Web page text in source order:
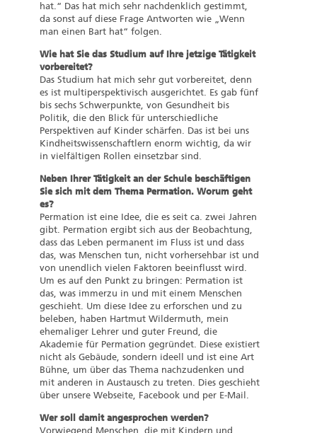
hat.“ Das hat mich sehr nachdenklich gestimmt,
da sonst auf diese Frage Antworten wie „Wenn
man einen Bart hat“ folgen.
Wie hat Sie das Studium auf Ihre jetzige Tätigkeit
vorbereitet?
Das Studium hat mich sehr gut vorbereitet, denn
es ist multiperspektivisch ausgerichtet. Es gab fünf
bis sechs Schwerpunkte, von Gesundheit bis
Politik, die den Blick für unterschiedliche
Perspektiven auf Kinder schärfen. Das ist bei uns
Kindheitswissenschaftlern enorm wichtig, da wir
in vielfältigen Rollen einsetzbar sind.
Neben Ihrer Tätigkeit an der Schule beschäftigen
Sie sich mit dem Thema Permation. Worum geht
es?
Permation ist eine Idee, die es seit ca. zwei Jahren
gibt. Permation ergibt sich aus der Beobachtung,
dass das Leben permanent im Fluss ist und dass
das, was Menschen tun, nicht vorhersehbar ist und
von unendlich vielen Faktoren beeinflusst wird.
Um es auf den Punkt zu bringen: Permation ist
das, was immerzu in und mit einem Menschen
geschieht. Um diese Idee zu erforschen und zu
beleben, haben Hartmut Wildermuth, mein
ehemaliger Lehrer und guter Freund, die
Akademie für Permation gegründet. Diese existiert
nicht als Gebäude, sondern ideell und ist eine Art
Bühne, um über das Thema nachzudenken und
mit anderen in Austausch zu treten. Dies geschieht
über unsere Webseite, Facebook und per E-Mail.
Wer soll damit angesprochen werden?
Vorwiegend Menschen, die mit Kindern und